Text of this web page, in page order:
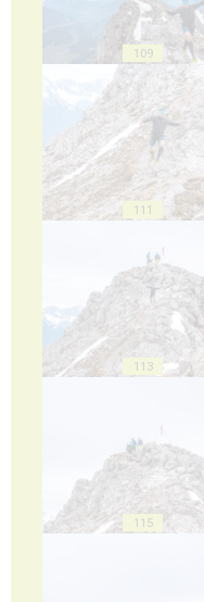
109
111
113
115